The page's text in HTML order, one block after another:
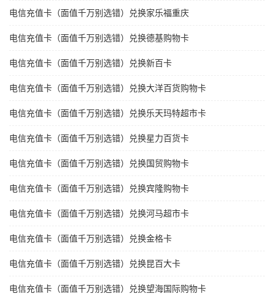
电信充值卡（面值千万别选错）兑换家乐福重庆
电信充值卡（面值千万别选错）兑换德基购物卡
电信充值卡（面值千万别选错）兑换新百卡
电信充值卡（面值千万别选错）兑换大洋百货购物卡
电信充值卡（面值千万别选错）兑换乐天玛特超市卡
电信充值卡（面值千万别选错）兑换星力百货卡
电信充值卡（面值千万别选错）兑换国贸购物卡
电信充值卡（面值千万别选错）兑换宾隆购物卡
电信充值卡（面值千万别选错）兑换河马超市卡
电信充值卡（面值千万别选错）兑换金格卡
电信充值卡（面值千万别选错）兑换昆百大卡
电信充值卡（面值千万别选错）兑换望海国际购物卡